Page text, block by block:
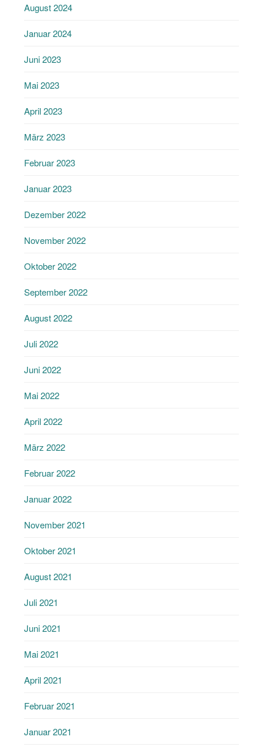
August 2024
Januar 2024
Juni 2023
Mai 2023
April 2023
März 2023
Februar 2023
Januar 2023
Dezember 2022
November 2022
Oktober 2022
September 2022
August 2022
Juli 2022
Juni 2022
Mai 2022
April 2022
März 2022
Februar 2022
Januar 2022
November 2021
Oktober 2021
August 2021
Juli 2021
Juni 2021
Mai 2021
April 2021
Februar 2021
Januar 2021